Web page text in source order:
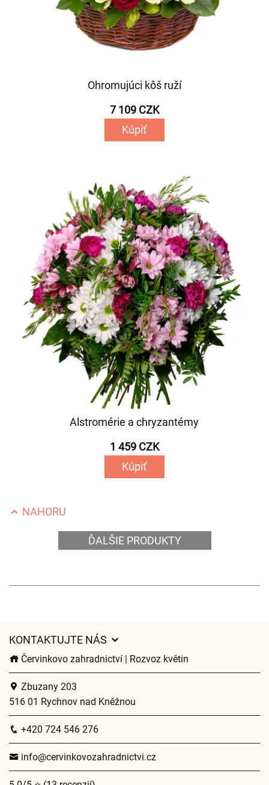
Ohromujúci kôš ruží
7 109 CZK
Kúpiť
Alstromérie a chryzantémy
1 459 CZK
Kúpiť
NAHORU
ĎALŠIE PRODUKTY
KONTAKTUJTE NÁS
Červinkovo zahradnictví | Rozvoz květin
Zbuzany 203
516 01 Rychnov nad Kněžnou
+420 724 546 276
info@cervinkovozahradnictvi.cz